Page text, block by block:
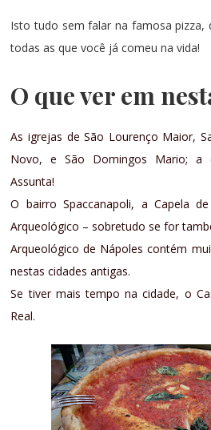
Isto tudo sem falar na famosa pizza,
todas as que você já comeu na vida!
O que ver em
As igrejas de São Lourenço Maior,
Novo, e São Domingos Mario; a
Assunta!
O bairro Spaccanapoli, a Capela
Arqueológico – sobretudo se for
Arqueológico de Nápoles contém
nestas cidades antigas.
Se tiver mais tempo na cidade, o
Real.